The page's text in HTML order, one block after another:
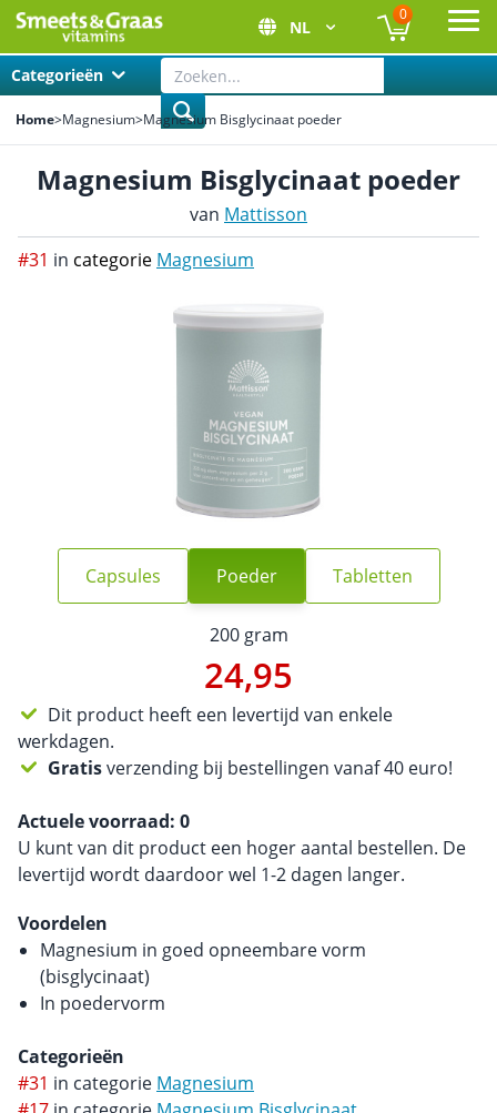
NL
0
Categorieën
Home>Magnesium>Magnesium Bisglycinaat poeder
Magnesium Bisglycinaat poeder
van Mattisson
#31 in categorie Magnesium
Capsules Poeder Tabletten
200 gram
24,95
Dit product heeft een levertijd van enkele
werkdagen.
Gratisverzending bij bestellingen vanaf 40 euro!
Actuele voorraad: 0
U kunt van dit product een hoger aantal bestellen. De
levertijd wordt daardoor wel 1-2 dagen langer.
Voordelen
Magnesium in goed opneembare vorm
(bisglycinaat)
In poedervorm
Categorieën
#31 in categorie Magnesium